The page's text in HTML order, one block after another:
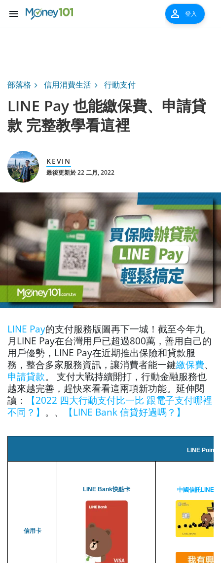
menu person 登入
部落格 信用消費生活 行動支付
LINE Pay 也能繳保費、申請貸
款 完整教學看這裡
KEVIN
最後更新於 22 二月, 2022
LINE Pay的支付服務版圖再下一城！截至今年九
月LINE Pay在台灣用戶已超過800萬，善用自己的
用戶優勢，LINE Pay在近期推出保險和貸款服
務，整合多家服務資訊，讓消費者能一鍵繳保費、
申請貸款。 支付大戰持續開打，行動金融服務也
越來越完善，趕快來看看這兩項新功能。延伸閱
讀：
【2022 四大行動支付比一比 跟電子支付哪裡
不同？】 。、 【LINE Bank 信貸好過嗎？】
LINE Points
信用卡
LINE Bank快點卡 中國信託LINE